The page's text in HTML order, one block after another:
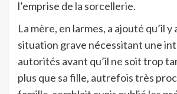
l’emprise de la sorcellerie.
La mère, en larmes, a ajouté qu’il y
situation grave nécessitant une
autorités avant qu’il ne soit trop
plus que sa fille, autrefois très